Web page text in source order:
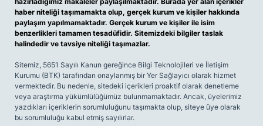
haber niteliği taşımamakta olup, gerçek kurum ve kişiler hakkında
paylaşım yapılmamaktadır. Gerçek kurum ve kişiler ile isim
benzerlikleri tamamen tesadüfidir. Sitemizdeki bilgiler taslak
halindedir ve tavsiye niteliği taşımazlar.
Sitemiz, 5651 Sayılı Kanun gereğince Bilgi Teknolojileri ve İletişim
Kurumu (BTK) tarafından onaylanmış bir Yer Sağlayıcı olarak hizmet
vermektedir. Bu nedenle, sitedeki içerikleri proaktif olarak denetleme
veya araştırma yükümlülüğümüz bulunmamaktadır. Ancak, üyelerimiz
yazdıkları içeriklerin sorumluluğunu taşımakta olup, siteye üye olarak
bu sorumluluğu kabul etmiş sayılırlar.